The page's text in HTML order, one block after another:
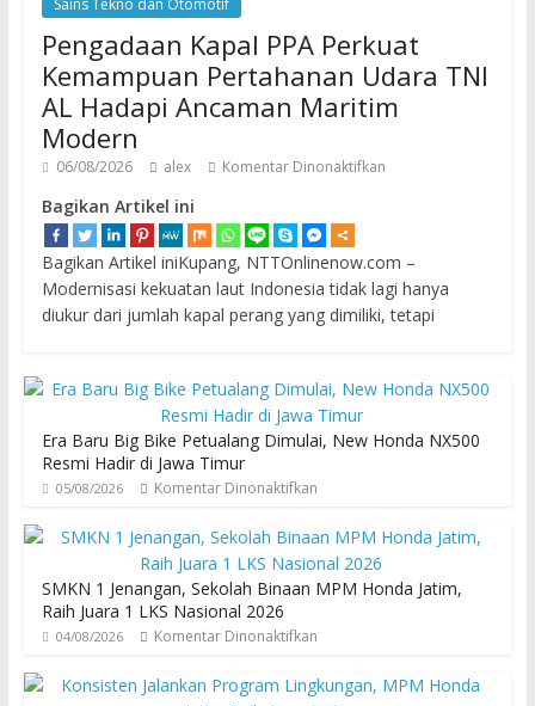
Sains Tekno dan Otomotif
Pengadaan Kapal PPA Perkuat
Kemampuan Pertahanan Udara TNI
AL Hadapi Ancaman Maritim
Modern
06/08/2026 alex Komentar Dinonaktifkan
Bagikan Artikel ini
Bagikan Artikel iniKupang, NTTOnlinenow.com –
Modernisasi kekuatan laut Indonesia tidak lagi hanya
diukur dari jumlah kapal perang yang dimiliki, tetapi
Era Baru Big Bike Petualang Dimulai, New Honda NX500
Resmi Hadir di Jawa Timur
05/08/2026 Komentar Dinonaktifkan
SMKN 1 Jenangan, Sekolah Binaan MPM Honda Jatim,
Raih Juara 1 LKS Nasional 2026
04/08/2026 Komentar Dinonaktifkan